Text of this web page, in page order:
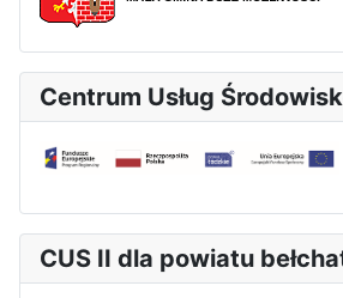
Centrum Usług
CUS II dla powiatu